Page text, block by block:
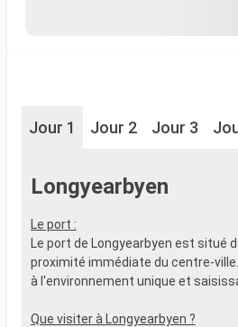
Jour 1 Jour 2 Jour 3
Longyearbyen
Le port :
Le port de Longyearbyen est situé
proximité immédiate du centre-
à l'environnement unique et
Que visiter à Longyearbyen ?